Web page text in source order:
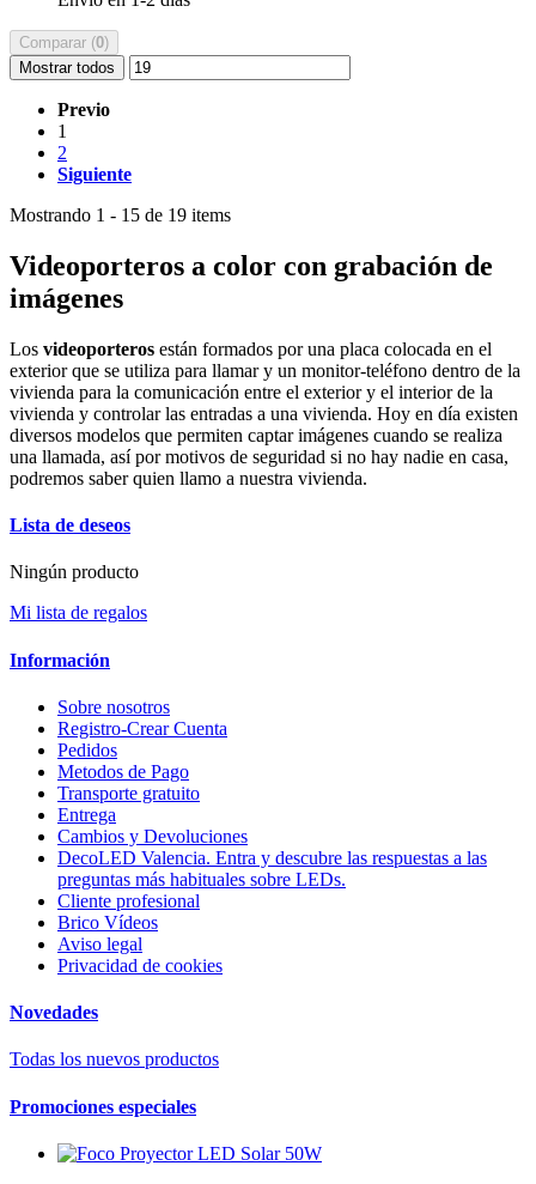
Comparar (0)
Mostrar todos
Previo
1
2
Siguiente
Mostrando 1 - 15 de 19 items
Videoporteros a color con grabación de
imágenes
Los videoporteros están formados por una placa colocada en el
exterior que se utiliza para llamar y un monitor-teléfono dentro de la
vivienda para la comunicación entre el exterior y el interior de la
vivienda y controlar las entradas a una vivienda. Hoy en día existen
diversos modelos que permiten captar imágenes cuando se realiza
una llamada, así por motivos de seguridad si no hay nadie en casa,
podremos saber quien llamo a nuestra vivienda.
Lista de deseos
Ningún producto
Mi lista de regalos
Información
Sobre nosotros
Registro-Crear Cuenta
Pedidos
Metodos de Pago
Transporte gratuito
Entrega
Cambios y Devoluciones
DecoLED Valencia. Entra y descubre las respuestas a las
preguntas más habituales sobre LEDs.
Cliente profesional
Brico Vídeos
Aviso legal
Privacidad de cookies
Novedades
Todas los nuevos productos
Promociones especiales